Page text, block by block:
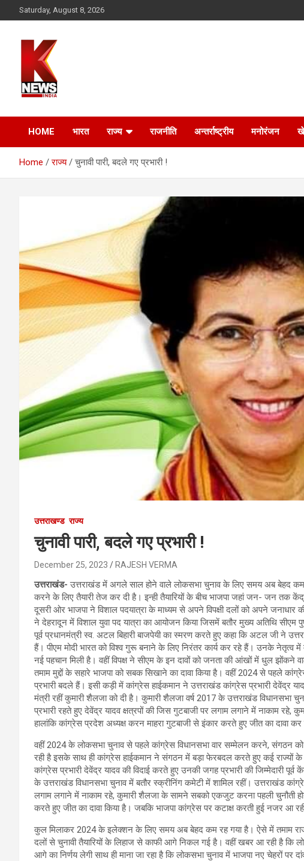
to
Saturday, August 8, 2026
HOME भारत राज्य राजनीति अन्तर्राष्ट्रीय मनोरंजन
Home राज्य चुनावी पारी, बदले गए प्रभारी !
उत्तराखण्ड राज्य
चुनावी पारी, बदले गए प्रभारी !
December 25, 2023 RAJESH VERMA
उत्तराखंड- उत्तराखंड में अगले साल होने वाले लोकसभा चुनाव के लिए समय अब बेहद
करने के लिए तैयारी तेज कर दी है। इन्ही तैयारियों के बीच भाजपा जहां जन- जन तक
दूसरी ओर भाजपा ने विशाल पदयात्रा के माध्यम से अपने विपक्षी दलों को अपने
ने देहरादून में विशाल युवा पद यात्रा का आयोजन किया जिसमें बतौर मुख्य अतिथि सीएम
पूर्व प्रधानमंत्री स्व. अटल बिहारी बाजपेयी का स्मरण करते हुए कहा कि अटल जी ने
हैं। पीएम मोदी भारत को विश्व गुरू बनाने के लिए निरंतर कार्य कर रहे हैं। उनके नेतृत्व
नई पहचान मिली है। वहीं विपक्ष ने सीएम के इन दावों को जनता की आंखों में धुल झोंकने
तमाम मुद्दों के सहारे भाजपा को सबक सिखाने का दावा किया है। वहीं 2024 से पहले
प्रभारी बदले हैं। इसी कड़ी में कांग्रेस हाईकमान ने उत्तराखंड कांग्रेस प्रभारी देवेंद्र
मंत्री रहीं कुमारी शैलजा को दी है। कुमारी शैलजा वर्ष 2017 के उत्तराखंड विधानसभा
प्रभारी रहते हुए देवेंद्र यादव क्षत्रपों की जिस गुटबाजी पर लगाम लगाने में नाकाम
हालांकि कांग्रेस प्रदेश अध्यक्ष करन माहरा गुटबाजी से इंकार करते हुए जीत का दावा कर
वहीं 2024 के लोकसभा चुनाव से पहले कांग्रेस विधानसभा वार सम्मेलन करने, संगठन
रही है इसके साथ ही कांग्रेस हाईकमान ने संगठन में बड़ा फेरबदल करते हुए कई राज्यों
कांग्रेस प्रभारी देवेंद्र यादव की विदाई करते हुए उनकी जगह प्रभारी की जिम्मेदारी
के उत्तराखंड विधानसभा चुनाव में बतौर स्क्रीनिंग कमेटी में शामिल रहीं। उत्तराखंड
लगाम लगाने में नाकाम रहे, कुमारी शैलजा के सामने सबको एकजुट करना पहली चुनौती
करते हुए जीत का दावा किया है। जबकि भाजपा कांग्रेस पर कटाक्ष करती हुई नजर आ
कुल मिलाकर 2024 के इलेक्शन के लिए समय अब बेहद कम रह गया है। ऐसे में तमाम
दलों से चुनावी तैयारियों के लिहाज से काफी आगे निकल गई है। वहीं खबर आ रही है कि
आगे का निर्णय लेगी साथ ही माना जा रहा है कि लोकसभा चुनाव में भाजपा नए चेहरों